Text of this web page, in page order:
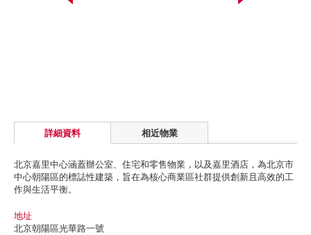
詳細資料 相近物業
北京嘉里中心涵蓋辦公室、住宅和零售物業，以及嘉里酒店，為北京市
中心朝陽區的標誌性建築，旨在為核心商業區社群提供創新且高效的工
作與生活平衡。
地址
北京朝陽區光華路一號